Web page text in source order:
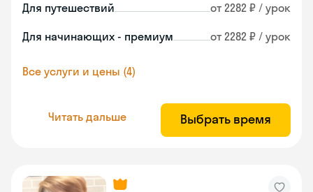
Для путешествий от 2282 ₽ / урок
Для начинающих - премиум от 2282 ₽ / урок
Все услуги и цены (4)
Читать дальше Выбрать время